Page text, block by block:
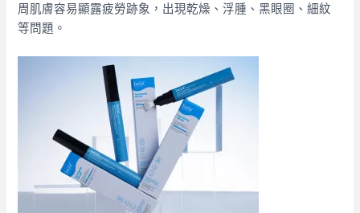
周肌膚容易顯露疲勞跡象，出現乾燥、浮腫、黑眼圈、細紋
等問題。